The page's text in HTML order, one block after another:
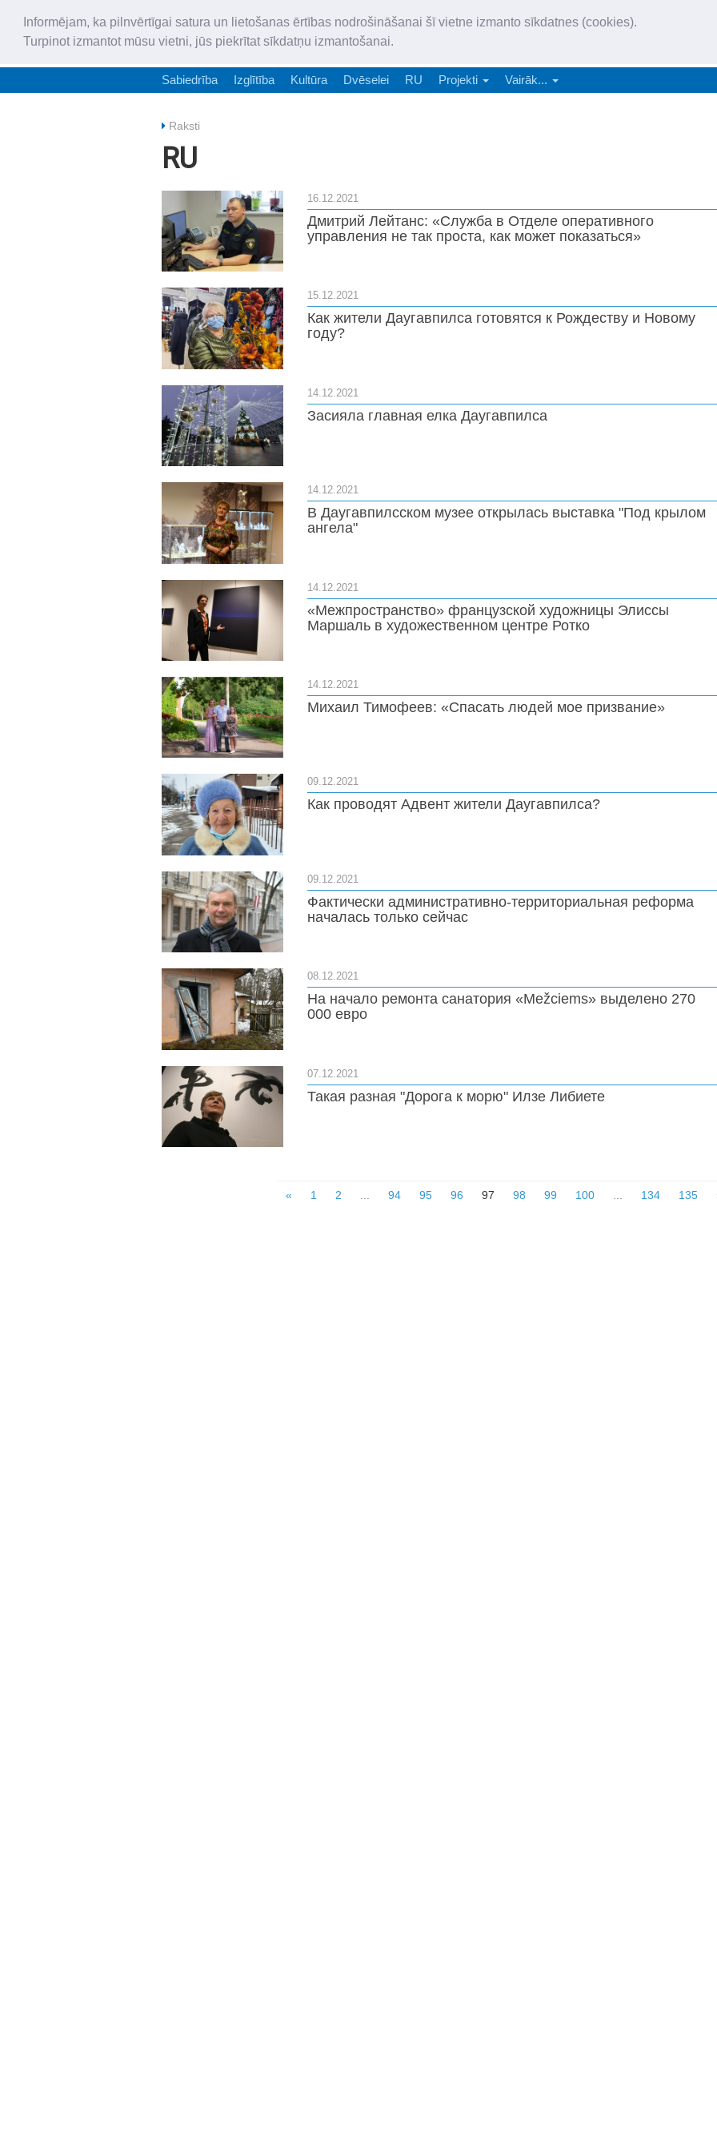
Informējam, ka pilnvērtīgai satura un lietošanas ērtības nodrošināšanai šī vietne izmanto sīkdatnes (cookies).
Turpinot izmantot mūsu vietni, jūs piekrītat sīkdatņu izmantošanai.
„Latgales Laiks” latviešu valodā aptver Daugavpils valstspilsētu,
Sabiedrība Izglītība Kultūra Dvēselei RU Projekti Vairāk...
Raksti
RU
16.12.2021
Дмитрий Лейтанс: «Служба в Отделе оперативного
управления не так проста, как может показаться»
15.12.2021
Как жители Даугавпилса готовятся к Рождеству и Новому
году?
14.12.2021
Засияла главная елка Даугавпилса
14.12.2021
В Даугавпилсском музее открылась выставка "Под крылом
ангела"
14.12.2021
«Межпространство» французской художницы Элиссы
Маршаль в художественном центре Ротко
14.12.2021
Михаил Тимофеев: «Спасать людей мое призвание»
09.12.2021
Как проводят Адвент жители Даугавпилса?
09.12.2021
Фактически административно-территориальная реформа
началась только сейчас
08.12.2021
На начало ремонта санатория «Mežciems» выделено 270
000 евро
07.12.2021
Такая разная "Дорога к морю" Илзе Либиете
« 1 2 94 95 96 97 98 99 100 134 135